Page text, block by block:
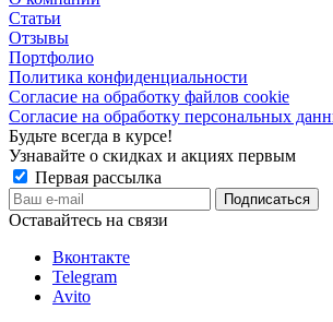
Статьи
Отзывы
Портфолио
Политика конфиденциальности
Согласие на обработку файлов cookie
Согласие на обработку персональных
Будьте всегда в курсе!
Узнавайте о скидках и акциях первым
Первая рассылка
Оставайтесь на связи
Вконтакте
Telegram
Avito